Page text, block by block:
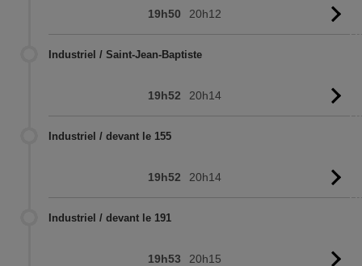
19h50 20h12
Industriel / Saint-Jean-Baptiste
19h52 20h14
Industriel / devant le 155
19h52 20h14
Industriel / devant le 191
19h53 20h15